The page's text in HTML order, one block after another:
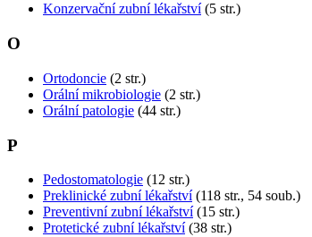
Konzervační zubní lékařství (5 str.)
O
Ortodoncie (2 str.)
Orální mikrobiologie (2 str.)
Orální patologie (44 str.)
P
Pedostomatologie (12 str.)
Preklinické zubní lékařství (118 str., 54 soub.)
Preventivní zubní lékařství (15 str.)
Protetické zubní lékařství (38 str.)